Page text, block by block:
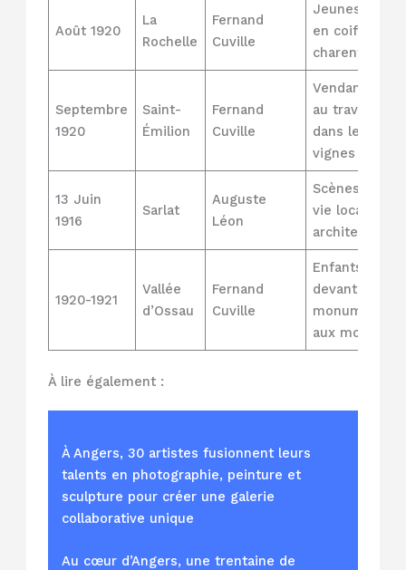
Août 1920
La
Rochelle
Fernand
Cuville
Jeunes filles
en coiffes
charentaises
Septembre
1920
Saint-
Émilion
Fernand
Cuville
Vendangeurs
au travail
dans les
vignes
13 Juin
1916
Sarlat
Auguste
Léon
Scènes de
vie locale et
architecture
1920-1921
Vallée
d’Ossau
Fernand
Cuville
Enfants
devant
monument
aux morts
À lire également :
À Angers, 30 artistes fusionnent leurs
talents en photographie, peinture et
sculpture pour créer une galerie
collaborative unique
Au cœur d’Angers, une trentaine de